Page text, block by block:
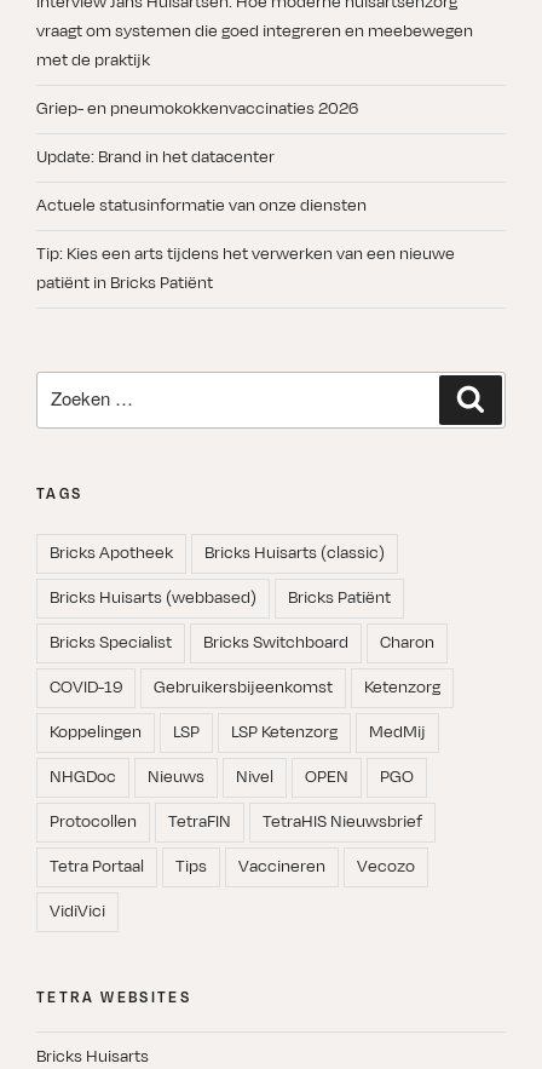
vraagt om systemen die goed integreren en meebewegen
met de praktijk
Griep- en pneumokokkenvaccinaties 2026
Update: Brand in het datacenter
Actuele statusinformatie van onze diensten
Tip: Kies een arts tijdens het verwerken van een nieuwe
patiënt in Bricks Patiënt
naar:
TAGS
Bricks Apotheek
Bricks Huisarts (classic)
Bricks Huisarts (webbased)
Bricks Patiënt
Bricks Specialist
Bricks Switchboard
Charon
COVID-19
Gebruikersbijeenkomst
Ketenzorg
Koppelingen
LSP LSP Ketenzorg
MedMij
NHGDoc
Nieuws Nivel OPEN
PGO
Protocollen
TetraFIN
TetraHIS Nieuwsbrief
Tetra Portaal
Tips Vaccineren
Vecozo
VidiVici
TETRA WEBSITES
Bricks Huisarts